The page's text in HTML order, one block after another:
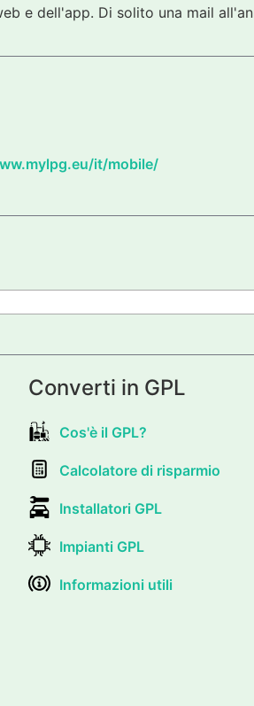
e dell'app. Di solito una mail
it/mobile/
Converti in GPL
Cos'è il GPL?
Calcolatore di risparmio
Installatori GPL
Impianti GPL
Informazioni utili